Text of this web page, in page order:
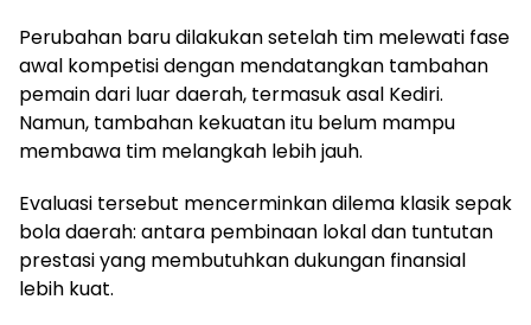
Perubahan baru dilakukan setelah tim melewati fase
awal kompetisi dengan mendatangkan tambahan
pemain dari luar daerah, termasuk asal Kediri.
Namun, tambahan kekuatan itu belum mampu
membawa tim melangkah lebih jauh.
Evaluasi tersebut mencerminkan dilema klasik sepak
bola daerah: antara pembinaan lokal dan tuntutan
prestasi yang membutuhkan dukungan finansial
lebih kuat.